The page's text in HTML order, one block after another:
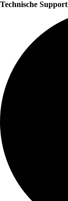
Technische Support